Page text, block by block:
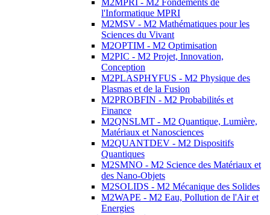
M2MPRI - M2 Fondements de
l'Informatique MPRI
M2MSV - M2 Mathématiques pour les
Sciences du Vivant
M2OPTIM - M2 Optimisation
M2PIC - M2 Projet, Innovation,
Conception
M2PLASPHYFUS - M2 Physique des
Plasmas et de la Fusion
M2PROBFIN - M2 Probabilités et
Finance
M2QNSLMT - M2 Quantique, Lumière,
Matériaux et Nanosciences
M2QUANTDEV - M2 Dispositifs
Quantiques
M2SMNO - M2 Science des Matériaux et
des Nano-Objets
M2SOLIDS - M2 Mécanique des Solides
M2WAPE - M2 Eau, Pollution de l'Air et
Energies